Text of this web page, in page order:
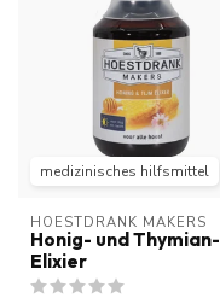
medizinisches hilfsmittel
HOESTDRANK MAKERS
Honig- und Thymian-
Elixier